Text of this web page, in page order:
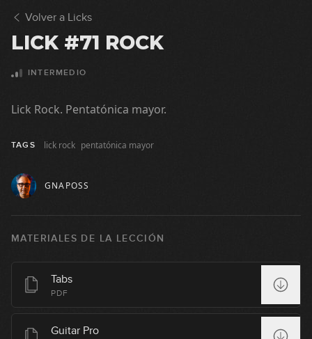
Volver a Licks
LICK #71 ROCK
INTERMEDIO
Lick Rock. Pentatónica mayor.
TAGS lick rock pentatónica mayor
GNAPOSS
MATERIALES DE LA LECCIÓN
Tabs
PDF
Guitar Pro